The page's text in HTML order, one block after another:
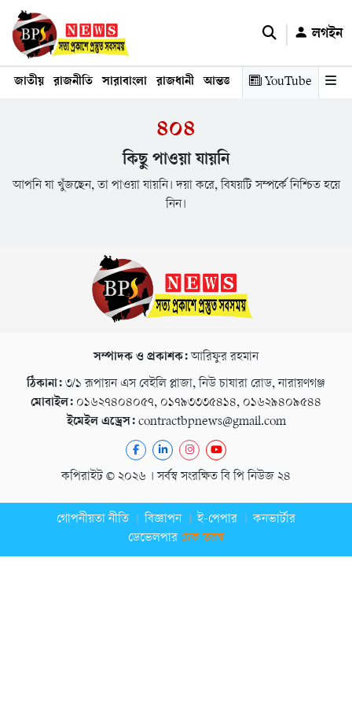
লগইন
জাতীয় রাজনীতি সারাবাংলা রাজধানী আন্তর্জাতিক অর্থনীতি তথ্য
YouTube
৪০৪
কিছু পাওয়া যায়নি
আপনি যা খুঁজছেন, তা পাওয়া যায়নি। দয়া করে, বিষয়টি সম্পর্কে নিশ্চিত হয়ে
নিন।
সম্পাদক ও প্রকাশক:আরিফুর রহমান
ঠিকানা: ৩/১ রূপায়ন এস বেইলি প্লাজা, নিউ চাষারা রোড, নারায়ণগঞ্জ
মোবাইল: ০১৬২৭৪০৪০৫৭, ০১৭৯৩৩৩৫৪১৪, ০১৬২৯৪০৯৫৪৪
ইমেইল এড্রেস:contractbpnews@gmail.com
কপিরাইট © ২০২৬ । সর্বস্ব সংরক্ষিত বি পি নিউজ ২৪
গোপনীয়তা নীতি বিজ্ঞাপন ই-পেপার
কনভার্টার
ডেভেলপার টেক তরঙ্গ